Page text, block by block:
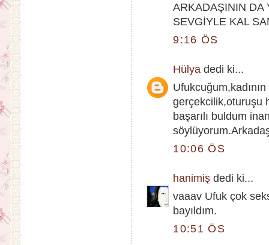
ARKADAŞININ DA
SEVGİYLE KAL
9:16 ÖS
Hülya dedi ki...
gerçekcilik,oturuşu
başarılı buldum
10:06 ÖS
hanimiş dedi ki...
vaaav Ufuk çok
bayıldım.
10:51 ÖS